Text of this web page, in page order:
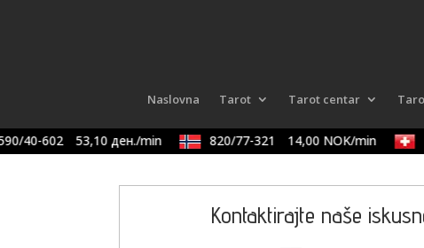
Naslovna Tarot Tarot centar
40-602 53,10 ден./min 820/77-321 14,00 NOK/min
Kontaktirajte naše